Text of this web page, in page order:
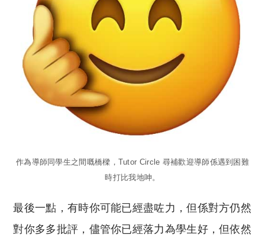
作為導師同學生之間嘅橋樑，Tutor Circle 尋補歡迎導師係遇到困難
時打比我地呻。
最後一點，有時你可能已經盡咗力，但係對方仍然
對你多多批評，儘管你已經落力為學生好，但依然